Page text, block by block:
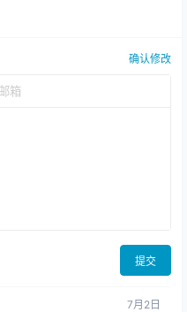
确认修改
提交
7月2日